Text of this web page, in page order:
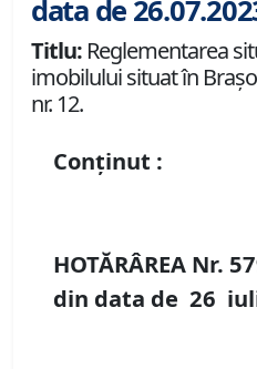
data de
Titlu: Reglementarea
imobilului situat în
nr. 12.
Conținut :
HOTĂRÂREA Nr.
din data de 26